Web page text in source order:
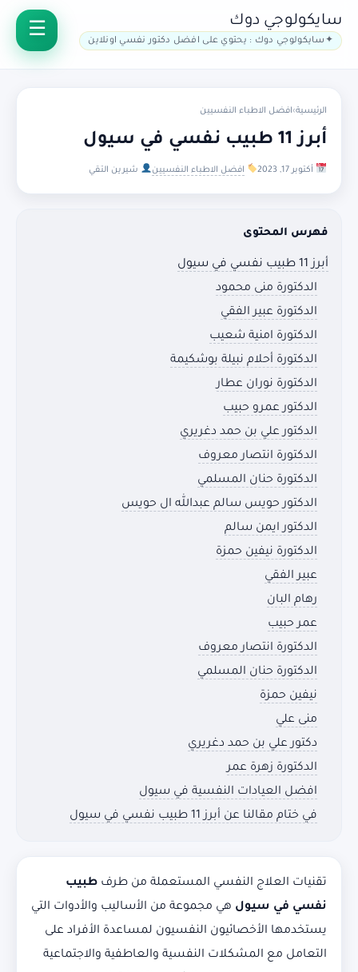
سايكولوجي دوك
سايكولوجي دوك : يحتوي على افضل دكتور نفسي اونلاين
الرئيسية›افضل الاطباء النفسيين
أبرز 11 طبيب نفسي في سيول
أكتوبر 17, 2023 افضل الاطباء النفسيين شيرين التقي
فهرس المحتوى
أبرز 11 طبيب نفسي في سيول
الدكتورة منى محمود
الدكتورة عبير الفقي
الدكتورة امنية شعيب
الدكتورة أحلام نبيلة بوشكيمة
الدكتورة نوران عطار
الدكتور عمرو حبيب
الدكتور علي بن حمد دغريري
الدكتورة انتصار معروف
الدكتورة حنان المسلمي
الدكتور حويس سالم عبدالله ال حويس
الدكتور ايمن سالم
الدكتورة نيفين حمزة
عبير الفقي
رهام البان
عمر حبيب
الدكتورة انتصار معروف
الدكتورة حنان المسلمي
نيفين حمزة
منى علي
دكتور علي بن حمد دغريري
الدكتورة زهرة عمر
افضل العيادات النفسية في سيول
في ختام مقالنا عن أبرز 11 طبيب نفسي في سيول
تقنيات العلاج النفسي المستعملة من طرف طبيب
نفسي في سيول هي مجموعة من الأساليب والأدوات التي
يستخدمها الأخصائيون النفسيون لمساعدة الأفراد على
التعامل مع المشكلات النفسية والعاطفية والاجتماعية